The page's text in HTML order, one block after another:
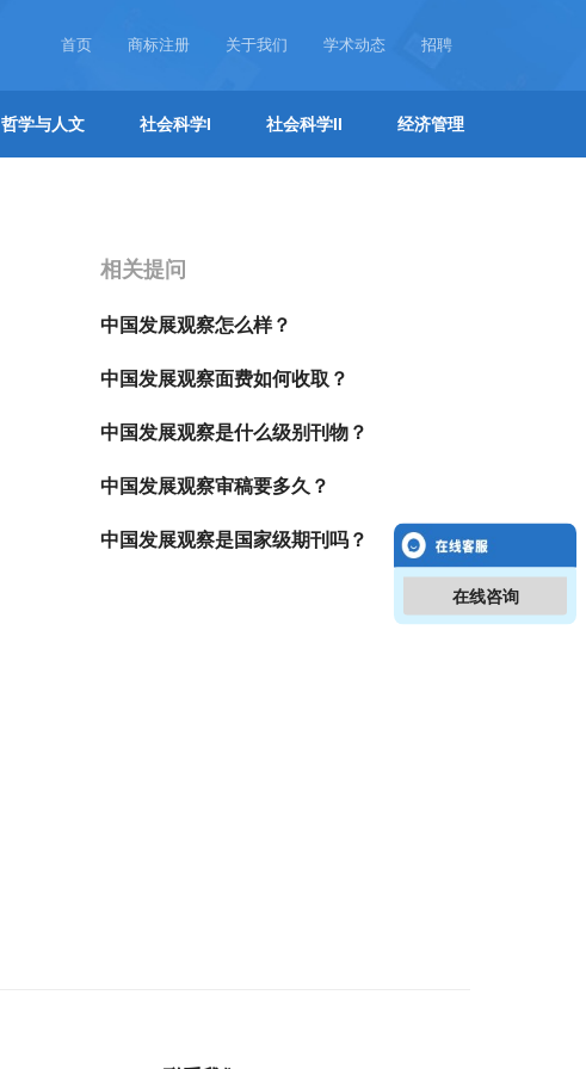
首页 商标注册 关于我们 学术动态 招聘
哲学与人文 社会科学I 社会科学II 经济管理
相关提问
中国发展观察怎么样？
中国发展观察面费如何收取？
中国发展观察是什么级别刊物？
中国发展观察审稿要多久？
中国发展观察是国家级期刊吗？
在线咨询